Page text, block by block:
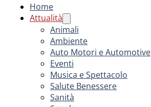
Home
Attualità
Animali
Ambiente
Auto Motori e Automotive
Eventi
Musica e Spettacolo
Salute Benessere
Sanità